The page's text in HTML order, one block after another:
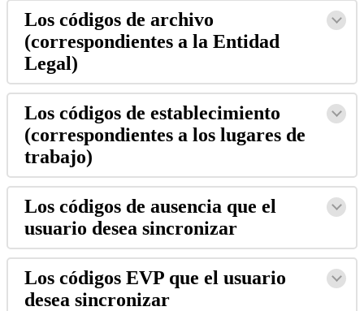
Los códigos de archivo
(correspondientes a la Entidad
Legal)
Los códigos de establecimiento
(correspondientes a los lugares de
trabajo)
Los códigos de ausencia que el
usuario desea sincronizar
Los códigos EVP que el usuario
desea sincronizar